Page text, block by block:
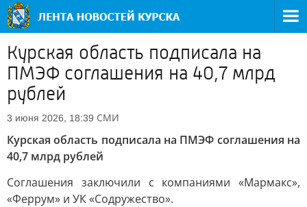
Курская область подписала на
ПМЭФ соглашения на 40,7 млрд
рублей
3 июня 2026, 18:39 СМИ
Курская область подписала на ПМЭФ соглашения на
40,7 млрд рублей
Соглашения заключили с компаниями «Мармакс»,
«Феррум» и УК «Содружество».